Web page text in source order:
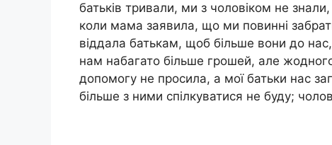
батьків тривали, ми з чоловіком не
коли мама заявила, що ми повинні
віддала батькам, щоб більше вони до
нам набагато більше грошей, але
допомогу не просила, а мої батьки нас
більше з ними спілкуватися не буду;